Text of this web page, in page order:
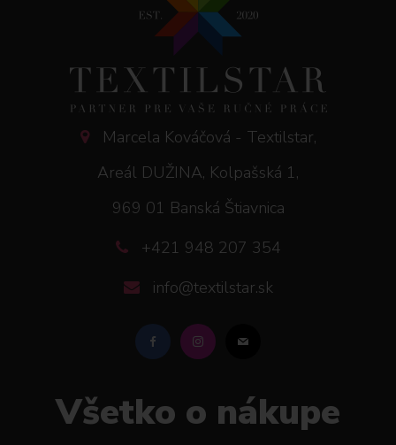
Marcela Kováčová - Textilstar,
Areál DUŽINA, Kolpašská 1,
969 01 Banská Štiavnica
+421 948 207 354
info@textilstar.sk
Všetko o nákupe